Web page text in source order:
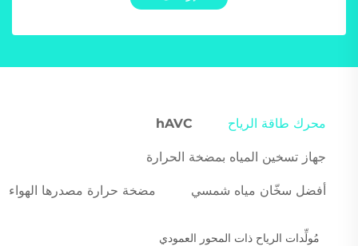
محرك طاقة الرياح hAVC
جهاز تسخين المياه بمضخة الحرارة
أفضل سخّان مياه شمسي مضخة حرارة مصدرها الهواء
مُولِّدات الرياح ذات المحور العمودي